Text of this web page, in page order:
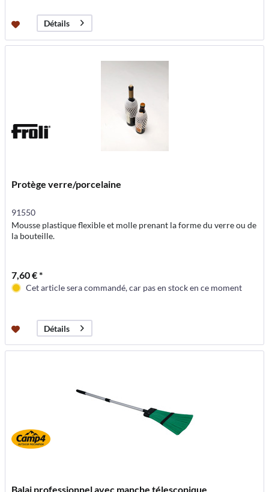
Détails
Protège verre/porcelaine
91550
Mousse plastique flexible et molle prenant la forme du verre ou de
la bouteille.
7,60 € *
Cet article sera commandé, car pas en stock en ce moment
Détails
Balai professionnel avec manche télescopique